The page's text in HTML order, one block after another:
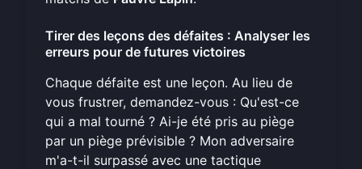
Tirer des leçons des défaites : Analyser les
erreurs pour de futures victoires
Chaque défaite est une leçon. Au lieu de
vous frustrer, demandez-vous : Qu'est-ce
qui a mal tourné ? Ai-je été pris au piège
par un piège prévisible ? Mon adversaire
m'a-t-il surpassé avec une tactique